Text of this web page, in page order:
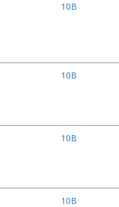
10B
10B
10B
10B